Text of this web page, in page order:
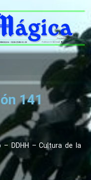
141
– DDHH – Cultura de la